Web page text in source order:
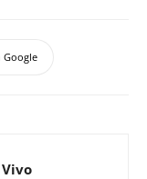
Google